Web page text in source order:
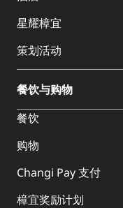
星耀樟宜
策划活动
餐饮与购物
餐饮
购物
Changi Pay 支付
樟宜奖励计划